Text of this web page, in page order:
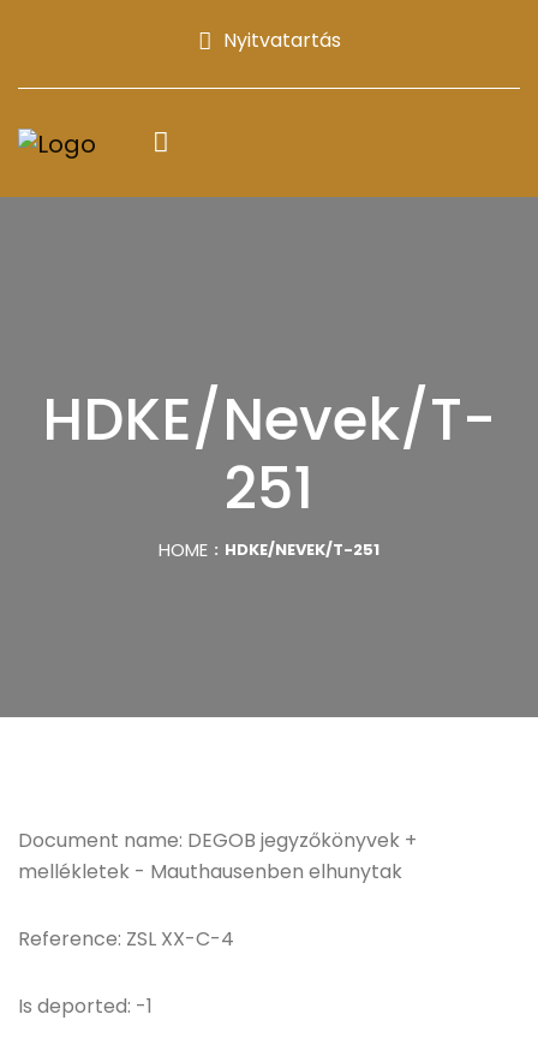
Nyitvatartás
HDKE/Nevek/T-
251
HOME HDKE/NEVEK/T-251
Document name: DEGOB jegyzőkönyvek +
mellékletek - Mauthausenben elhunytak
Reference: ZSL XX-C-4
Is deported: -1